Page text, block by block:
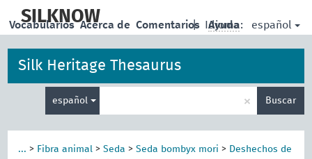
main
SILKNOW | Idioma: español
Vocabularios Acerca de Comentarios Ayuda
Silk Heritage Thesaurus
español × Buscar
... > Fibra animal >Seda >Seda bombyx mori > Deshechos de